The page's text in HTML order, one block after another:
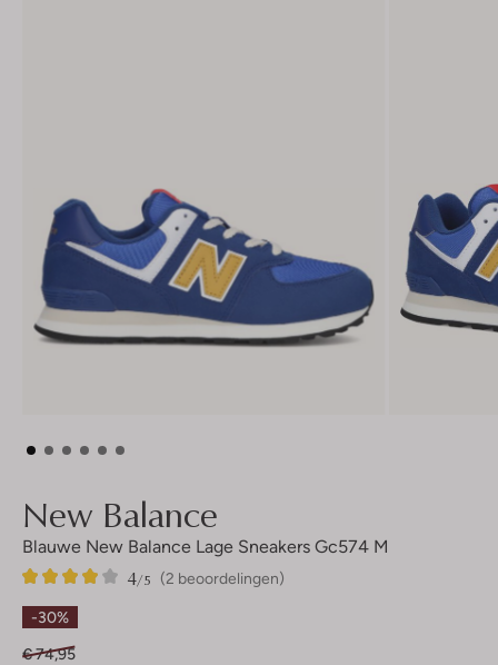
New Balance
Blauwe New Balance Lage Sneakers Gc574 M
(2 beoordelingen)
4/5
2
4
Sterren
-30%
€ 74,95